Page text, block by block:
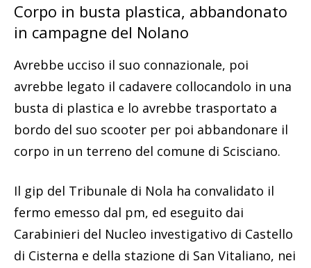
Corpo in busta plastica, abbandonato
in campagne del Nolano
Avrebbe ucciso il suo connazionale, poi
avrebbe legato il cadavere collocandolo in una
busta di plastica e lo avrebbe trasportato a
bordo del suo scooter per poi abbandonare il
corpo in un terreno del comune di Scisciano.
Il gip del Tribunale di Nola ha convalidato il
fermo emesso dal pm, ed eseguito dai
Carabinieri del Nucleo investigativo di Castello
di Cisterna e della stazione di San Vitaliano, nei